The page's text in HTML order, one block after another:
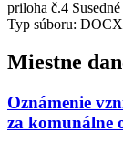
priloha č.4
Typ súboru:
Miestne
Oznámenie
za komunálne